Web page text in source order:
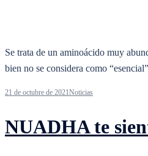
Se trata de un aminoácido muy
bien no se considera como
21 de octubre de 2021Noticias
NUADHA te